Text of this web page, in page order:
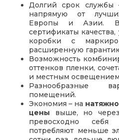
Долгий срок службы
напрямую от
Европы и Азии.
сертификаты
коробки с
расширенную
Возможность
оттенков пленки,
и местным
Разнообразные
помещений.
Экономия – на
цены выше, но
превосходно себя
потребляют меньше